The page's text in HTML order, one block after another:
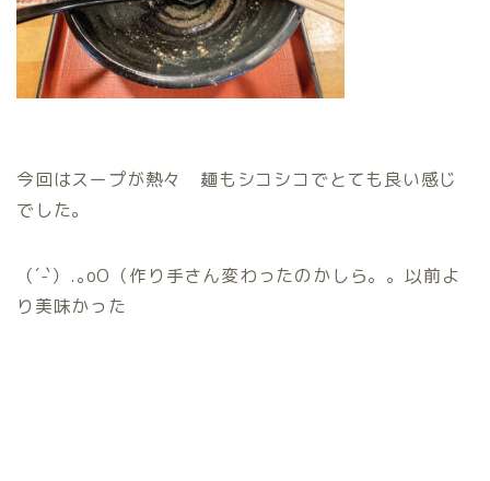
今回はスープが熱々 麺もシコシコでとても良い感じ
でした。
（´-`）.｡oO（作り手さん変わったのかしら。。以前よ
り美味かった